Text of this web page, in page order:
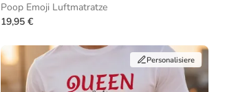
Poop Emoji Luftmatratze
19,95 €
Personalisiere